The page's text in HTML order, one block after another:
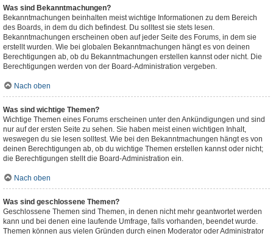
Was sind Bekanntmachungen?
Bekanntmachungen beinhalten meist wichtige Informationen zu dem Bereich
des Boards, in dem du dich befindest. Du solltest sie stets lesen.
Bekanntmachungen erscheinen oben auf jeder Seite des Forums, in dem sie
erstellt wurden. Wie bei globalen Bekanntmachungen hängt es von deinen
Berechtigungen ab, ob du Bekanntmachungen erstellen kannst oder nicht. Die
Berechtigungen werden von der Board-Administration vergeben.
Nach oben
Was sind wichtige Themen?
Wichtige Themen eines Forums erscheinen unter den Ankündigungen und sind
nur auf der ersten Seite zu sehen. Sie haben meist einen wichtigen Inhalt,
weswegen du sie lesen solltest. Wie bei den Bekanntmachungen hängt es von
deinen Berechtigungen ab, ob du wichtige Themen erstellen kannst oder nicht;
die Berechtigungen stellt die Board-Administration ein.
Nach oben
Was sind geschlossene Themen?
Geschlossene Themen sind Themen, in denen nicht mehr geantwortet werden
kann und bei denen eine laufende Umfrage, falls vorhanden, beendet wurde.
Themen können aus vielen Gründen durch einen Moderator oder Administrator